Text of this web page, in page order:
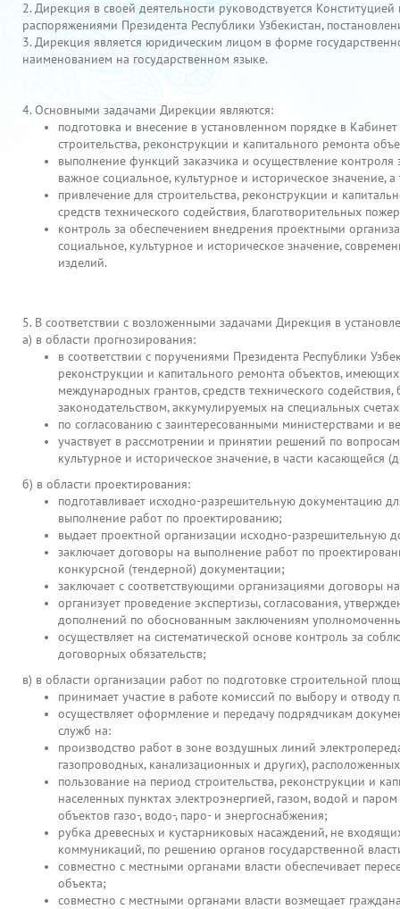
2. Дирекция в своей деятельности руководствуется
распоряжениями Президента Республики Узбекистан,
3. Дирекция является юридическим лицом в форме
наименованием на государственном языке.
4. Основными задачами Дирекции являются:
подготовка и внесение в установленном порядке в
строительства, реконструкции и капитального ремонта
выполнение функций заказчика и осуществление
важное социальное, культурное и историческое значение,
привлечение для строительства, реконструкции и
средств технического содействия, благотворительных
контроль за обеспечением внедрения проектными
социальное, культурное и историческое значение,
изделий.
5. В соответствии с возложенными задачами Дирекция в
а) в области прогнозирования:
в соответствии с поручениями Президента Республики
реконструкции и капитального ремонта объектов,
международных грантов, средств технического
законодательством, аккумулируемых на специальных
по согласованию с заинтересованными министерствами и
участвует в рассмотрении и принятии решений по
культурное и историческое значение, в части касающейся
б) в области проектирования:
подготавливает исходно-разрешительную документацию
выполнение работ по проектированию;
выдает проектной организации исходно-разрешительную
заключает договоры на выполнение работ по
конкурсной (тендерной) документации;
заключает с соответствующими организациями договоры
организует проведение экспертизы, согласования,
дополнений по обоснованным заключениям
осуществляет на систематической основе контроль за
договорных обязательств;
в) в области организации работ по подготовке строительной
принимает участие в работе комиссий по выбору и отводу
осуществляет оформление и передачу подрядчикам
служб на:
производство работ в зоне воздушных линий
газопроводных, канализационных и других),
пользование на период строительства, реконструкции и
населенных пунктах электроэнергией, газом, водой и
объектов газо-, водо-, паро- и энергоснабжения;
рубка древесных и кустарниковых насаждений, не
коммуникаций, по решению органов государственной
совместно с местными органами власти обеспечивает
объекта;
совместно с местными органами власти возмещает